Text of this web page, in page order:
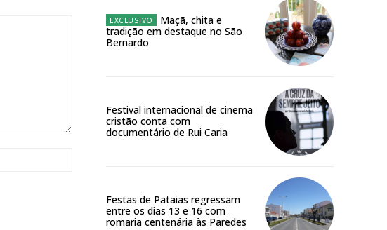
Maçã, chita e
tradição em destaque no São
Bernardo
Festival internacional de cinema
cristão conta com
documentário de Rui Caria
Festas de Pataias regressam
entre os dias 13 e 16 com
romaria centenária às Paredes